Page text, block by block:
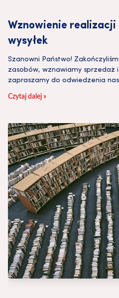
Wznowienie realizacji
wysyłek
Szanowni Państwo!
zasobów, wznawiamy sprzedaż i
zapraszamy do odwiedzenia
Czytaj dalej »